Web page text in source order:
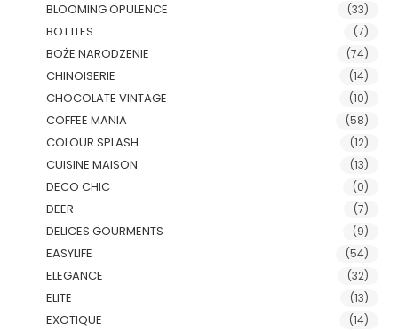
BLOOMING OPULENCE (33)
BOTTLES (7)
BOŻE NARODZENIE (74)
CHINOISERIE (14)
CHOCOLATE VINTAGE (10)
COFFEE MANIA (58)
COLOUR SPLASH (12)
CUISINE MAISON (13)
DECO CHIC (0)
DEER (7)
DELICES GOURMENTS (9)
EASYLIFE (54)
ELEGANCE (32)
ELITE (13)
EXOTIQUE (14)